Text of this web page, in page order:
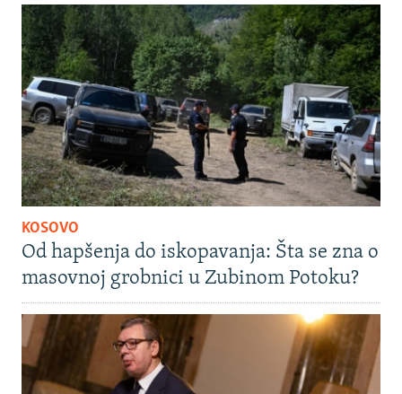
KOSOVO
Od hapšenja do iskopavanja: Šta se zna o
masovnoj grobnici u Zubinom Potoku?